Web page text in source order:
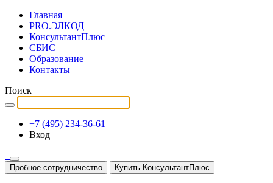
Главная
PRO.ЭЛКОД
КонсультантПлюс
СБИС
Образование
Контакты
Поиск
+7 (495) 234-36-61
Вход
Пробное сотрудничество Купить КонсультантПлюс